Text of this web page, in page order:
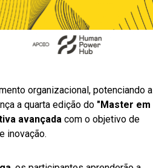
organizacional, potenciando a
a quarta edição do "Master em
avançada com o objetivo de
inovação.